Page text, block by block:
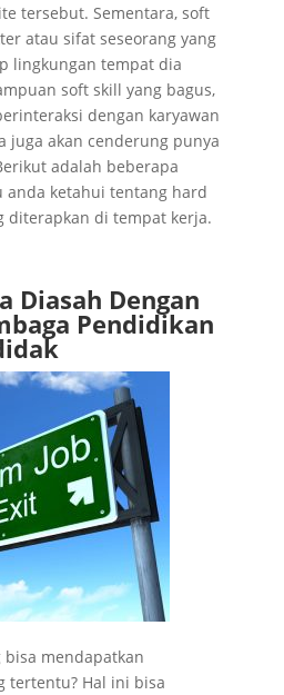
tersebut. Sementara, soft
atau sifat seseorang yang
lingkungan tempat dia
soft skill yang bagus,
dengan karyawan
juga akan cenderung punya
adalah beberapa
anda ketahui tentang hard
diterapkan di tempat kerja.
Diasah Dengan
Pendidikan
bisa mendapatkan
tertentu? Hal ini bisa